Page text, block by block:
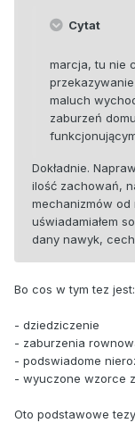
Cytat
marcja, tu nie
maluch
zaburzeń
Dokładnie.
ilość zachowań,
mechanizmów od
uświadamiałem
dany nawyk,
Bo cos w tym tez jest:
- dziedziczenie
- zaburzenia
- podswiadome
- wyuczone wzorce
Oto podstawowe